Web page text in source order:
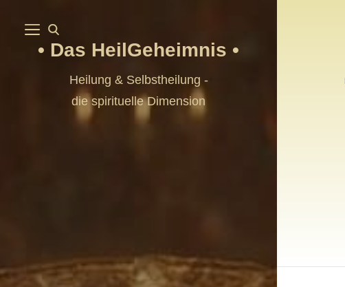
Das HeilGeheimnis
Heilung & Selbstheilung -
die spirituelle Dimension